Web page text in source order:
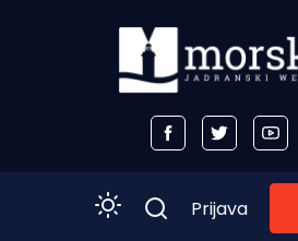
Prijava